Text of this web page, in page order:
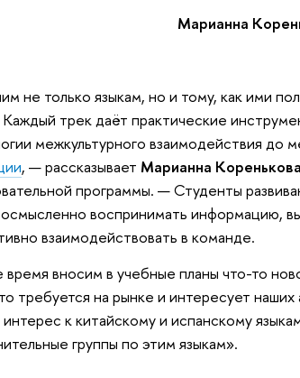
Марианна
не только языкам, но и тому, как ими
трек даёт практические
межкультурного взаимодействия до
, — рассказывает Марианна Коренькова
программы. — Студенты
осмысленно воспринимать информацию,
взаимодействовать в команде.
вносим в учебные планы что-то
требуется на рынке и интересует
интерес к китайскому и испанскому
группы по этим языкам».